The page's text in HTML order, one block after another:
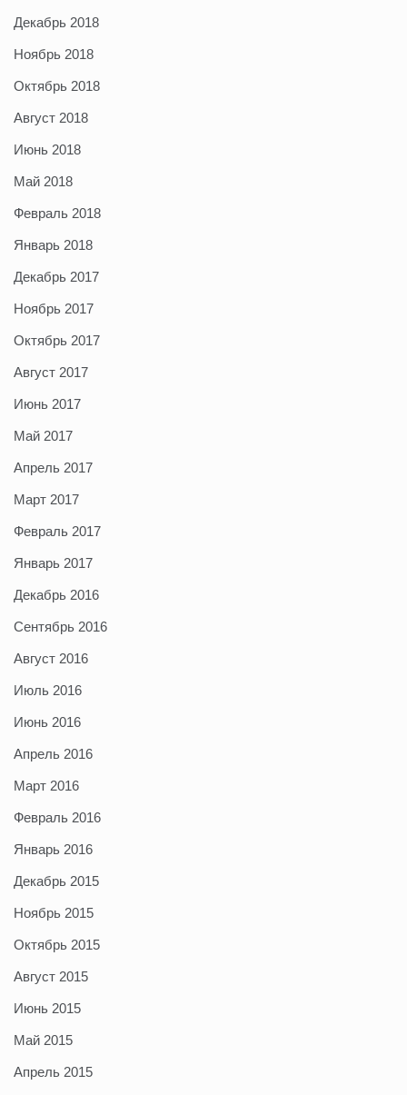
Декабрь 2018
Ноябрь 2018
Октябрь 2018
Август 2018
Июнь 2018
Май 2018
Февраль 2018
Январь 2018
Декабрь 2017
Ноябрь 2017
Октябрь 2017
Август 2017
Июнь 2017
Май 2017
Апрель 2017
Март 2017
Февраль 2017
Январь 2017
Декабрь 2016
Сентябрь 2016
Август 2016
Июль 2016
Июнь 2016
Апрель 2016
Март 2016
Февраль 2016
Январь 2016
Декабрь 2015
Ноябрь 2015
Октябрь 2015
Август 2015
Июнь 2015
Май 2015
Апрель 2015